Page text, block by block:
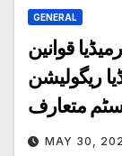
GENERAL
قوانین
ریگولیشن
متعارف
MAY 30,